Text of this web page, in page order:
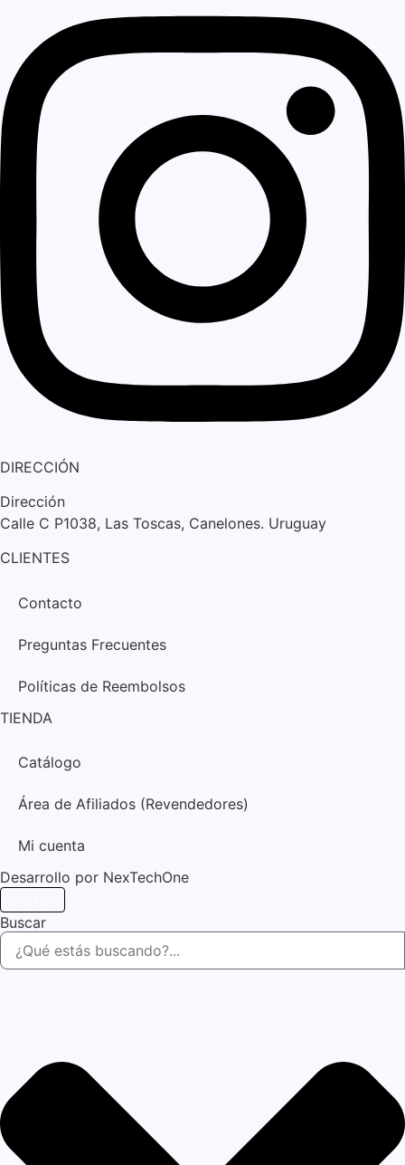
DIRECCIÓN
Dirección
Calle C P1038, Las Toscas, Canelones. Uruguay
CLIENTES
Contacto
Preguntas Frecuentes
Políticas de Reembolsos
TIENDA
Catálogo
Área de Afiliados (Revendedores)
Mi cuenta
Desarrollo por NexTechOne
Buscar